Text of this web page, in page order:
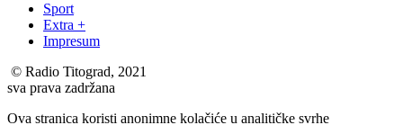
Sport
Extra +
Impresum
© Radio Titograd, 2021
sva prava zadržana
Ova stranica koristi anonimne kolačiće u analitičke svrhe